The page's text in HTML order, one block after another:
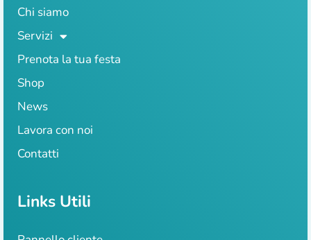
Chi siamo
Servizi
Prenota la tua festa
Shop
News
Lavora con noi
Contatti
Links Utili